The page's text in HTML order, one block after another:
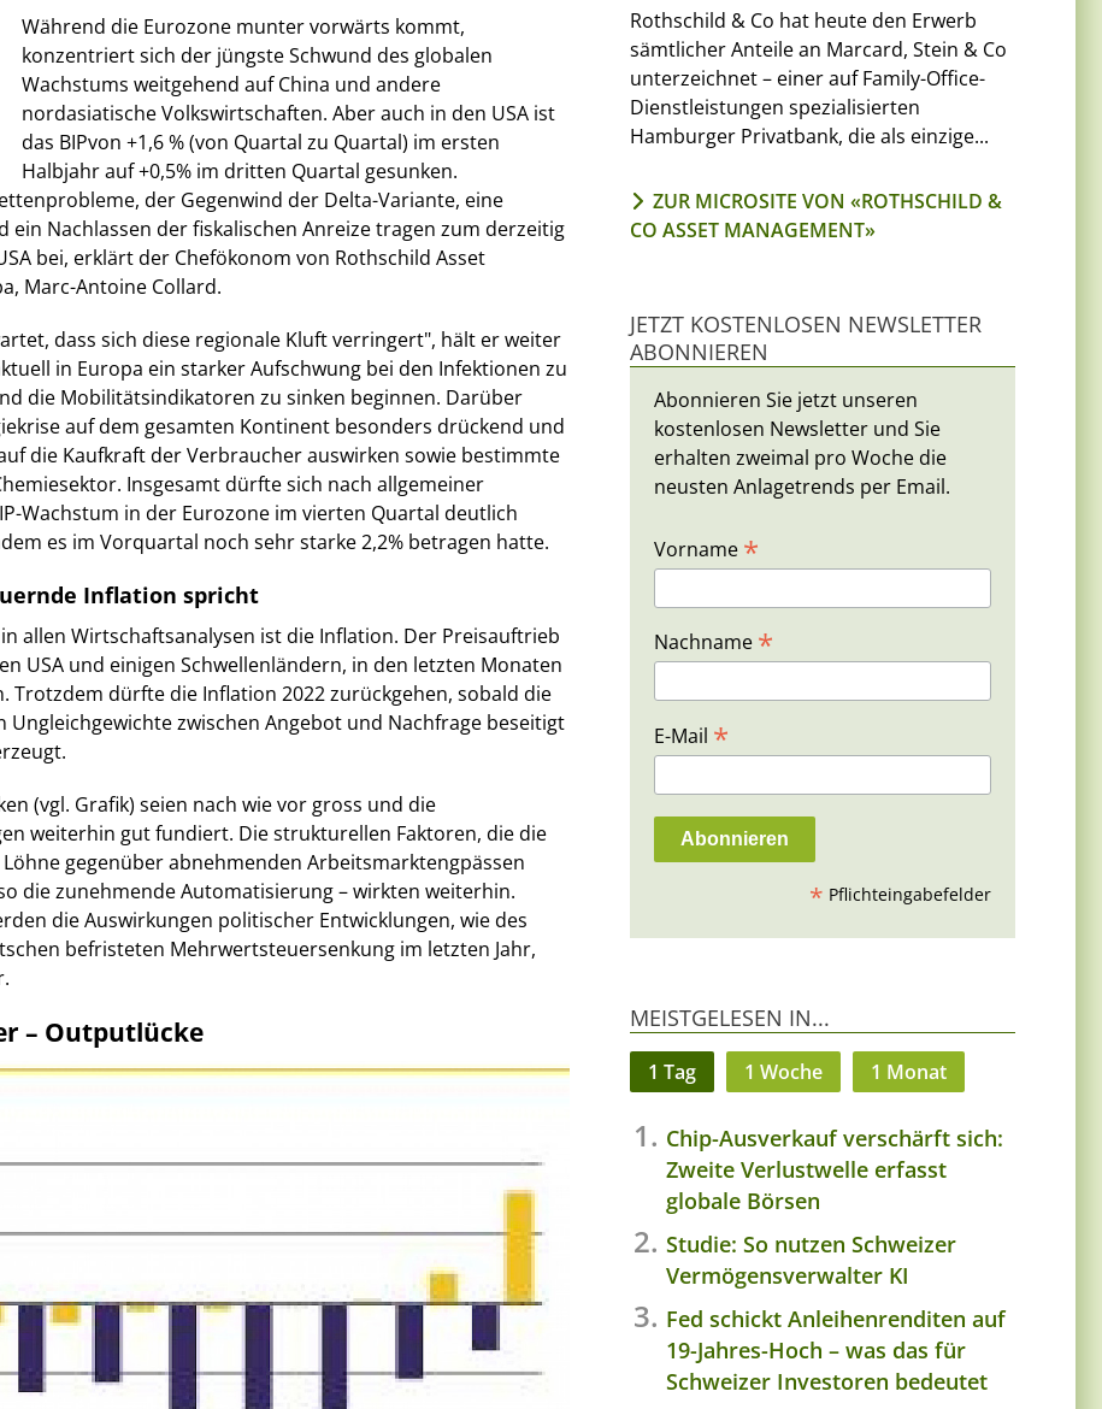
Während die Eurozone munter vorwärts kommt,
konzentriert sich der jüngste Schwund des globalen
Wachstums weitgehend auf China und andere
nordasiatische Volkswirtschaften. Aber auch in den USA ist
das BIPvon +1,6 % (von Quartal zu Quartal) im ersten
Halbjahr auf +0,5% im dritten Quartal gesunken.
der Gegenwind der Delta-Variante, eine
ein Nachlassen der fiskalischen Anreize tragen zum derzeitig
bei, erklärt der Chefökonom von Rothschild Asset
Marc-Antoine Collard.
dass sich diese regionale Kluft verringert", hält er weiter
in Europa ein starker Aufschwung bei den Infektionen zu
die Mobilitätsindikatoren zu sinken beginnen. Darüber
auf dem gesamten Kontinent besonders drückend und
die Kaufkraft der Verbraucher auswirken sowie bestimmte
Insgesamt dürfte sich nach allgemeiner
Wachstum in der Eurozone im vierten Quartal deutlich
es im Vorquartal noch sehr starke 2,2% betragen hatte.
Inflation spricht
allen Wirtschaftsanalysen ist die Inflation. Der Preisauftrieb
USA und einigen Schwellenländern, in den letzten Monaten
Trotzdem dürfte die Inflation 2022 zurückgehen, sobald die
Ungleichgewichte zwischen Angebot und Nachfrage beseitigt
(vgl. Grafik) seien nach wie vor gross und die
weiterhin gut fundiert. Die strukturellen Faktoren, die die
gegenüber abnehmenden Arbeitsmarktengpässen
die zunehmende Automatisierung – wirkten weiterhin.
die Auswirkungen politischer Entwicklungen, wie des
befristeten Mehrwertsteuersenkung im letzten Jahr,
– Outputlücke
Rothschild & Co hat heute den Erwerb
sämtlicher Anteile an Marcard, Stein & Co
unterzeichnet – einer auf Family-Office-
Dienstleistungen spezialisierten
Hamburger Privatbank, die als einzige...
ZUR MICROSITE VON «ROTHSCHILD &
CO ASSET MANAGEMENT»
JETZT KOSTENLOSEN NEWSLETTER
ABONNIEREN
Abonnieren Sie jetzt unseren
kostenlosen Newsletter und Sie
erhalten zweimal pro Woche die
neusten Anlagetrends per Email.
Vorname *
Nachname *
E-Mail *
* Pflichteingabefelder
MEISTGELESEN IN...
1 Tag 1 Woche 1 Monat
Chip-Ausverkauf verschärft sich:
Zweite Verlustwelle erfasst
globale Börsen
Studie: So nutzen Schweizer
Vermögensverwalter KI
Fed schickt Anleihenrenditen auf
19-Jahres-Hoch – was das für
Schweizer Investoren bedeutet